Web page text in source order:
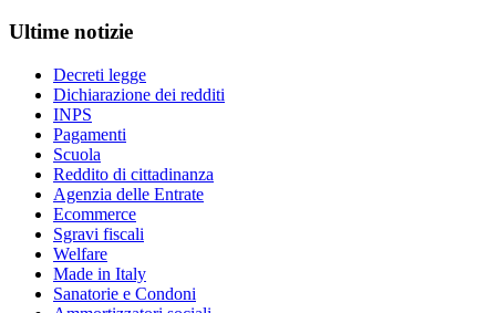
Ultime notizie
Decreti legge
Dichiarazione dei redditi
INPS
Pagamenti
Scuola
Reddito di cittadinanza
Agenzia delle Entrate
Ecommerce
Sgravi fiscali
Welfare
Made in Italy
Sanatorie e Condoni